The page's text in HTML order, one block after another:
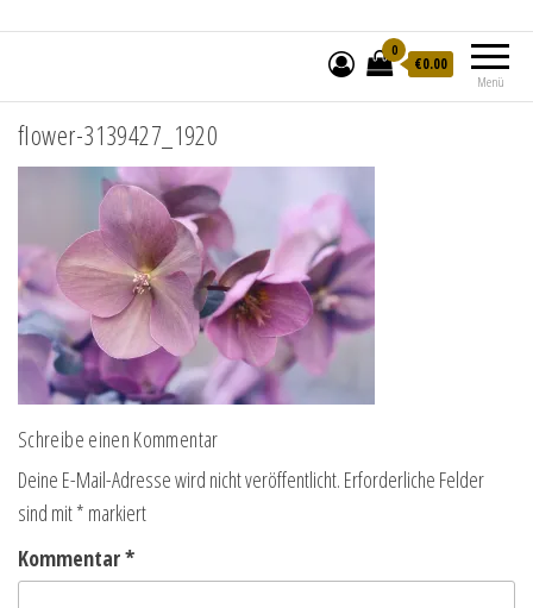
Menü
0
€0.00
flower-3139427_1920
Schreibe einen Kommentar
Deine E-Mail-Adresse wird nicht veröffentlicht. Erforderliche Felder
sind mit* markiert
Kommentar*